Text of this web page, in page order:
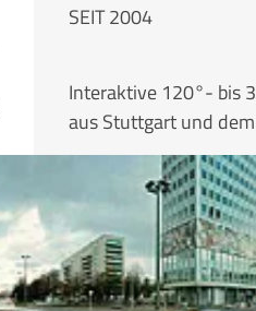
SEIT 2004
Interaktive 120°- bis
aus Stuttgart und
RUBRIKEN